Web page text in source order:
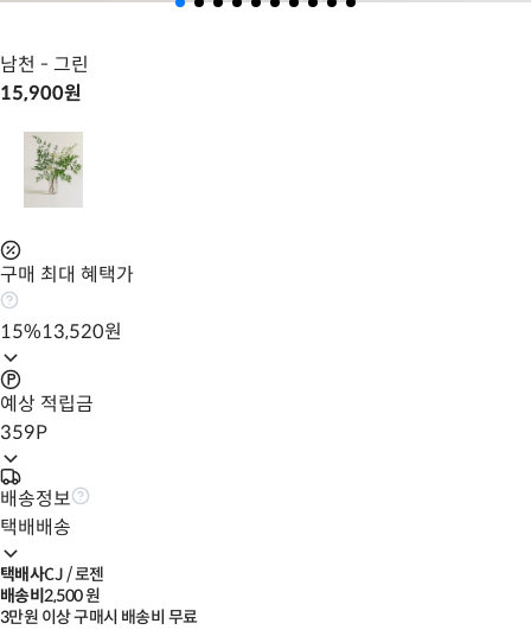
남천 - 그린
15,900원
구매 최대 혜택가
15%13,520원
예상 적립금
359P
배송정보
택배배송
택배사CJ / 로젠
배송비2,500 원
3만원 이상 구매시 배송비 무료